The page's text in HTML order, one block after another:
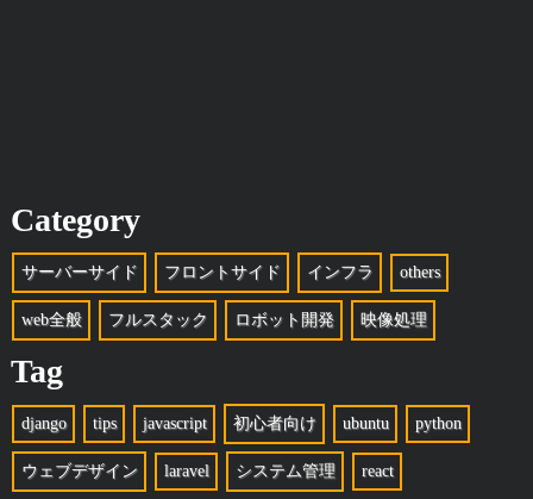
Category
サーバーサイド フロントサイド インフラ others
web全般 フルスタック ロボット開発 映像処理
Tag
django tips javascript 初心者向け ubuntu python
ウェブデザイン laravel システム管理 react